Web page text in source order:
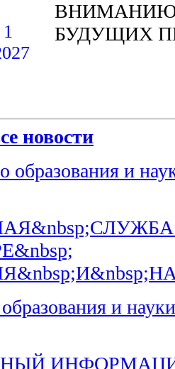
ВНИМАНИЮ
БУДУЩИХ
новости